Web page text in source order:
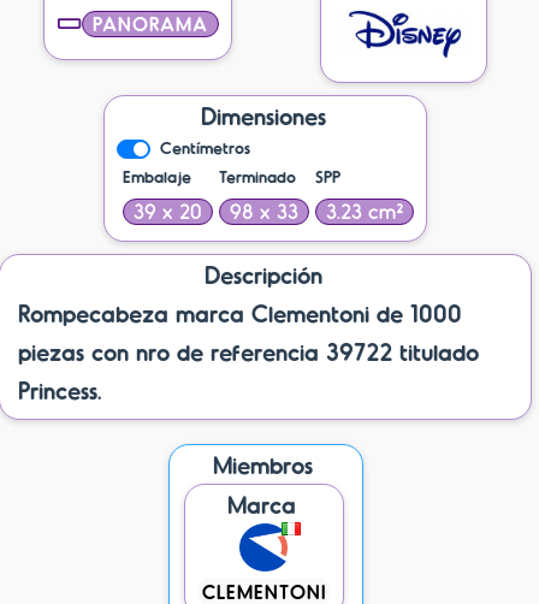
PANORAMA
Dimensiones
Centímetros
Embalaje
39 x 20
Terminado
98 x 33
SPP
3.23 cm²
Descripción
Rompecabeza marca Clementoni de 1000
piezas con nro de referencia 39722 titulado
Princess.
Miembros
Marca
CLEMENTONI